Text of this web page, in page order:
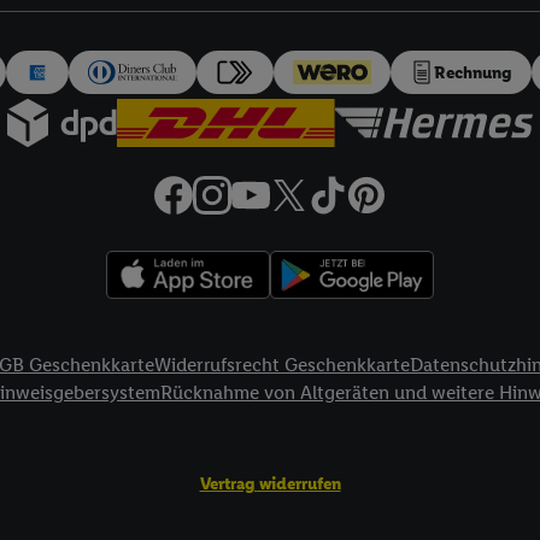
Rechnung
GeschenkkarteWiderrufsrecht Geschenkkarte
Rücknahme von Altgeräten und weitere
Vertrag widerrufen
überdas Datenschutzportal von Utiq („consenthub“)oder über
Weitere Informationen finden Sie in den
können Sie nur den Einsatz notwendiger Techniken zulassen.
allen Verarbeitungen zu sämtlichen vorgenannten Zwecken unter
die Zukunft zu widerrufen, finden Sie in unseren
können Sie einzelne Verwendungszwecke oder Partner
Verhinderung und Aufdeckung von Betrug und Fehlerbehebung,
Endgeräte, Identifikation von Geräten anhand automatisch
Werbekampagnen durch TTD und Nutzung der Telekommunikations-
auf einem Endgerät. Entwicklung und Verbesserung der Angebote.